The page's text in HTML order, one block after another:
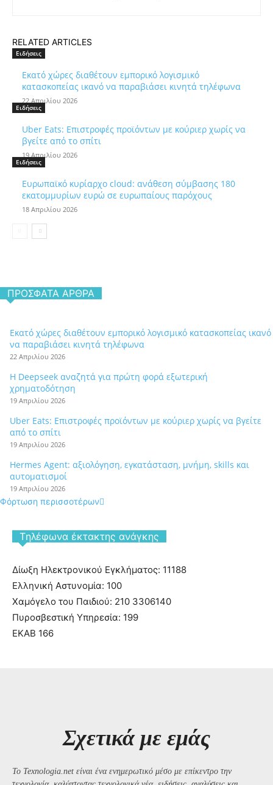
RELATED ARTICLES
Ειδήσεις
Εκατό χώρες διαθέτουν εμπορικό λογισμικό
κατασκοπείας ικανό να παραβιάσει κινητά τηλέφωνα
22 Απριλίου 2026
Ειδήσεις
Uber Eats: Επιστροφές προϊόντων με κούριερ χωρίς να
βγείτε από το σπίτι
19 Απριλίου 2026
Ειδήσεις
Ευρωπαϊκό κυρίαρχο cloud: ανάθεση σύμβασης 180
εκατομμυρίων ευρώ σε ευρωπαίους παρόχους
18 Απριλίου 2026
ΠΡΌΣΦΑΤΑ ΆΡΘΡΑ
Εκατό χώρες διαθέτουν εμπορικό λογισμικό κατασκοπείας ικανό
να παραβιάσει κινητά τηλέφωνα
22 Απριλίου 2026
Η Deepseek αναζητά για πρώτη φορά εξωτερική
χρηματοδότηση
19 Απριλίου 2026
Uber Eats: Επιστροφές προϊόντων με κούριερ χωρίς να βγείτε
από το σπίτι
19 Απριλίου 2026
Hermes Agent: αξιολόγηση, εγκατάσταση, μνήμη, skills και
αυτοματισμοί
19 Απριλίου 2026
Φόρτωση περισσοτέρων
Tηλέφωνα έκτακτης ανάγκης
Δίωξη Ηλεκτρονικού Εγκλήματος: 11188
Ελληνική Αστυνομία: 100
Χαμόγελο του Παιδιού: 210 3306140
Πυροσβεστική Υπηρεσία: 199
ΕΚΑΒ 166
Σχετικά με εμάς
Το Texnologia.net είναι ένα ενημερωτικό μέσο με επίκεντρο την